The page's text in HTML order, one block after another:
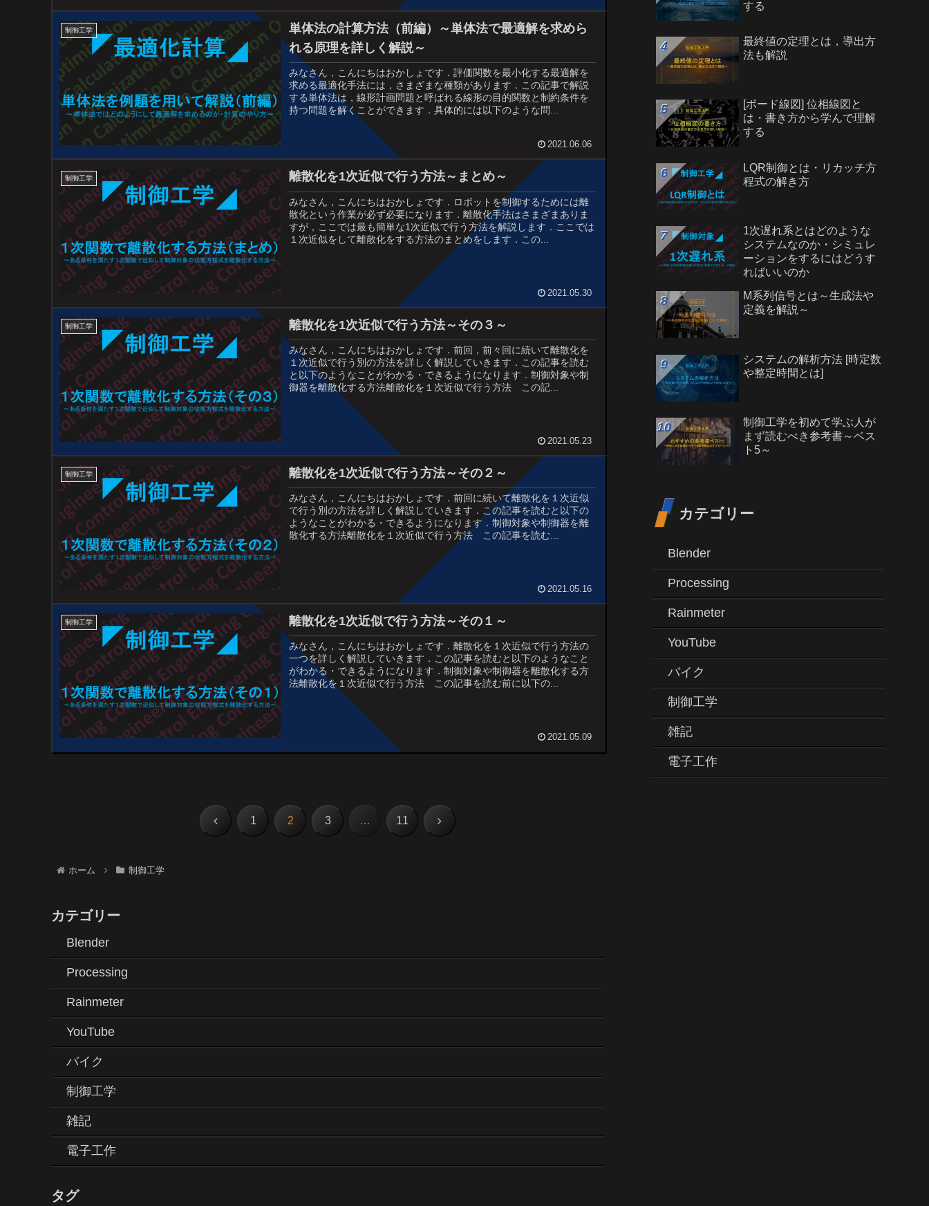
制御工学
単体法の計算方法（前編）～単体法で最適解を求めら
れる原理を詳しく解説～
みなさん，こんにちはおかしょです．評価関数を最小化する最適解を
求める最適化手法には，さまざまな種類があります．この記事で解説
する単体法は，線形計画問題と呼ばれる線形の目的関数と制約条件を
持つ問題を解くことができます．具体的には以下のような問...
2021.06.06
制御工学 離散化を1次近似で行う方法～まとめ～
みなさん，こんにちはおかしょです．ロボットを制御するためには離
散化という作業が必ず必要になります．離散化手法はさまざまありま
すが，ここでは最も簡単な1次近似で行う方法を解説します．ここでは
１次近似をして離散化をする方法のまとめをします．この...
2021.05.30
制御工学 離散化を1次近似で行う方法～その３～
みなさん，こんにちはおかしょです．前回，前々回に続いて離散化を
１次近似で行う別の方法を詳しく解説していきます．この記事を読む
と以下のようなことがわかる・できるようになります．制御対象や制
御器を離散化する方法離散化を１次近似で行う方法 この記...
2021.05.23
制御工学 離散化を1次近似で行う方法～その２～
みなさん，こんにちはおかしょです．前回に続いて離散化を１次近似
で行う別の方法を詳しく解説していきます．この記事を読むと以下の
ようなことがわかる・できるようになります．制御対象や制御器を離
散化する方法離散化を１次近似で行う方法 この記事を読む...
2021.05.16
制御工学 離散化を1次近似で行う方法～その１～
みなさん，こんにちはおかしょです．離散化を１次近似で行う方法の
一つを詳しく解説していきます．この記事を読むと以下のようなこと
がわかる・できるようになります．制御対象や制御器を離散化する方
法離散化を１次近似で行う方法 この記事を読む前に以下の...
2021.05.09
前 1 2 3 … 11 次
ホーム 制御工学
カテゴリー
Blender
Processing
Rainmeter
YouTube
バイク
制御工学
雑記
電子工作
タグ
する
最終値の定理とは，導出方
法も解説
[ボード線図] 位相線図と
は・書き方から学んで理解
する
LQR制御とは・リカッチ方
程式の解き方
1次遅れ系とはどのような
システムなのか・シミュレ
ーションをするにはどうす
ればいいのか
M系列信号とは～生成法や
定義を解説～
システムの解析方法 [時定数
や整定時間とは]
制御工学を初めて学ぶ人が
まず読むべき参考書～ベス
ト5～
カテゴリー
Blender
Processing
Rainmeter
YouTube
バイク
制御工学
雑記
電子工作